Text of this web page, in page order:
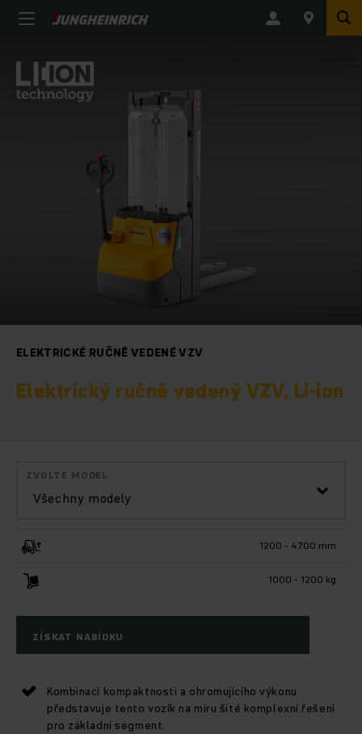
ELEKTRICKÉ RUČNĚ VEDENÉ VZV
Elektrický ručně vedený VZV, Li-ion
Všechny modely
ZVOLTE MODEL
1200 - 4700 mm
1000 - 1200 kg
ZÍSKAT NABÍDKU
Kombinací kompaktnosti a ohromujícího výkonu
představuje tento vozík na míru šité komplexní řešení
pro základní segment.